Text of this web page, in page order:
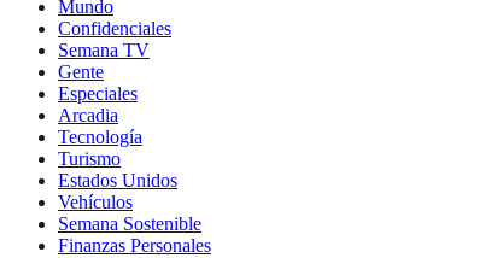
Mundo
Confidenciales
Semana TV
Gente
Especiales
Arcadia
Tecnología
Turismo
Estados Unidos
Vehículos
Semana Sostenible
Finanzas Personales